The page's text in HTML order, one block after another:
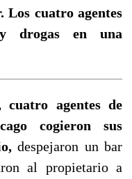
Los cuatro agentes
drogas en una
cuatro agentes de
cogieron sus
despejaron un bar
al propietario a